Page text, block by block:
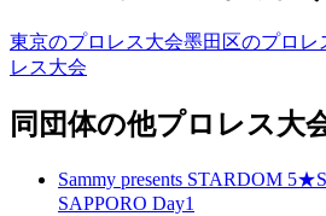
東京のプロレス大会墨田区のプロレ
レス大会
同団体の他プロレス大
Sammy presents STARDOM
SAPPORO Day1